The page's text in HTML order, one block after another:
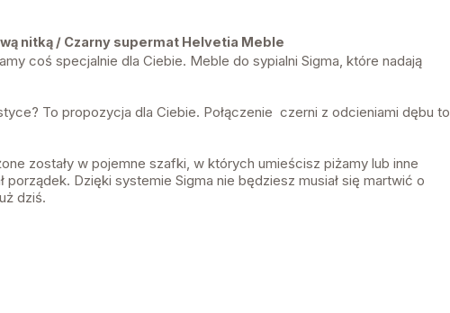
nitką / Czarny supermat Helvetia Meble
coś specjalnie dla Ciebie. Meble do sypialni Sigma, które nadają
To propozycja dla Ciebie. Połączenie czerni z odcieniami dębu to
zostały w pojemne szafki, w których umieścisz piżamy lub inne
Dzięki systemie Sigma nie będziesz musiał się martwić o
dziś.